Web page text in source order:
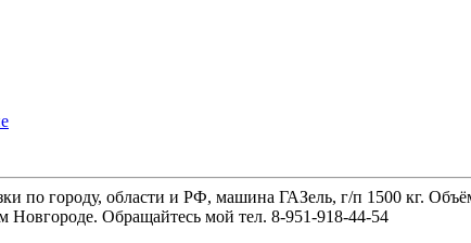
по городу, области и РФ, машина ГАЗель, г/п 1500 кг.
Новгороде. Обращайтесь мой тел. 8-951-918-44-54